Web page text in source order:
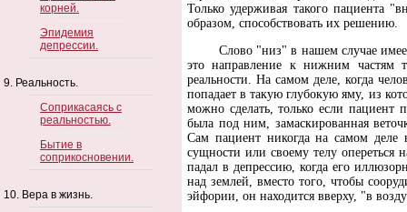
корней.
Эпидемия
депрессии.
9. Реальность.
Соприкасаясь с
реальностью.
Бытие в
соприкосновении.
10. Вера в жизнь.
Только удерживая такого пациента
образом, способствовать их решению.
Слово "низ" в нашем случае
это направление к нижним частям
реальности. На самом деле, когда
попадает в такую глубокую яму, из
можно сделать, только если пациент
была под ним, замаскированная
Сам пациент никогда на самом деле
сущности или своему телу опереться
падал в депрессию, когда его
над землей, вместо того, чтобы
эйфории, он находится вверху, "в